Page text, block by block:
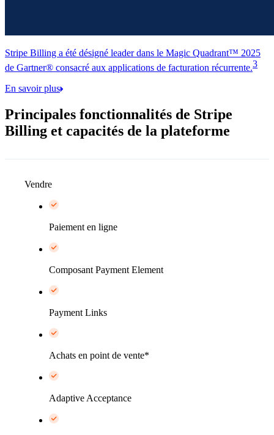
Stripe Billing a été désigné leader dans le Magic Quadrant™ 2025
de Gartner® consacré aux applications de facturation récurrente.3
En savoir plus
Principales fonctionnalités de Stripe
Billing et capacités de la plateforme
Vendre
Paiement en ligne
Composant Payment Element
Payment Links
Achats en point de vente*
Adaptive Acceptance